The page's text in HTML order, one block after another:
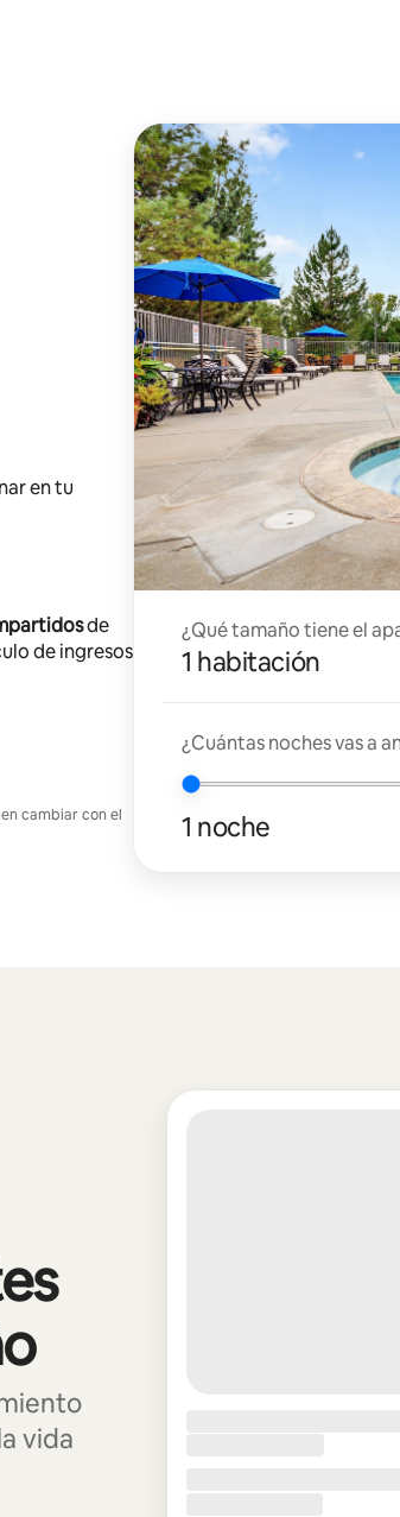
en tu
de
de ingresos
cambiar con el
¿Qué tamaño tiene el
1 habitación
¿Cuántas noches vas a
1 noche
vida